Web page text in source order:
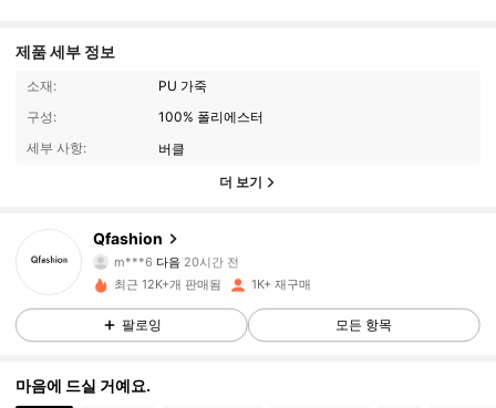
제품 세부 정보
소재:
PU 가죽
구성:
100% 폴리에스터
세부 사항:
버클
더 보기
Qfashion
m***6 다음 20시간 전
8***9가 탐색 중입니다
최근 12K+개 판매됨 1K+ 재구매
팔로잉 모든 항목
마음에 드실 거예요.